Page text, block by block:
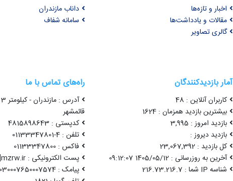
اخبار و تازه‌ها
مقالات و یادداشت‌ها
گالری تصاویر
داناب مازندران
سامانه شفاف
آمار بازدیدکنندگان
کاربران آنلاین : 48
بیشترین بازدید همزمان : 1624
بازدید امروز : 3,995
بازدید دیروز :
کل بازدید : 23,067,392
آخرین به روزرسانی : 1405/05/12 09:12:07
شناسه IP شما : 216.73.216.7
راه‌های تماس با ما
قائمشهر
کدپستی : 4815898643
تلفن : 4-01133347801
فاکس : 01133347800
پست الکترونیکی : info[at]mzrw.ir
پیامک : 030007650007574